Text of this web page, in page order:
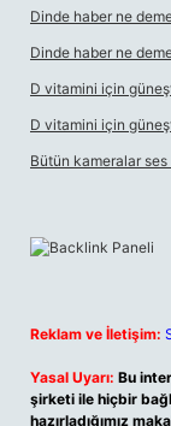
Dinde haber ne
Dinde haber ne
D vitamini için
D vitamini için
Bütün kameralar ses
Reklam ve İletişim:
Yasal Uyarı: Bu
şirketi ile hiçbir
hazırladığımız